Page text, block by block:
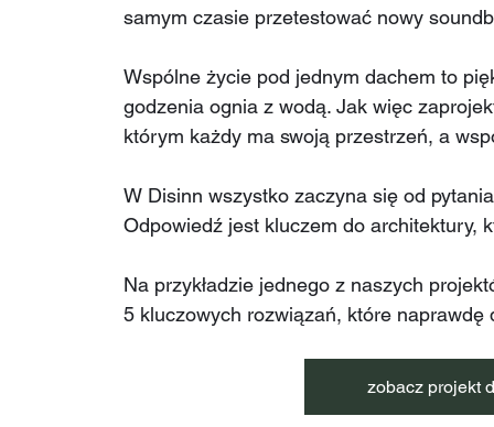
samym czasie przetestować nowy
Wspólne życie pod jednym dachem to
godzenia ognia z wodą. Jak więc
którym każdy ma swoją przestrzeń, a
W Disinn wszystko zaczyna się od
Odpowiedź jest kluczem do architektury,
Na przykładzie jednego z naszych
5 kluczowych rozwiązań, które naprawdę
zobacz projekt